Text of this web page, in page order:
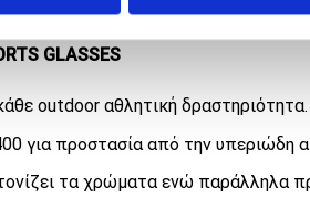
GLASSES
outdoor αθλητική δραστηριότητα.
για προστασία από την υπεριώδη
τα χρώματα ενώ παράλληλα